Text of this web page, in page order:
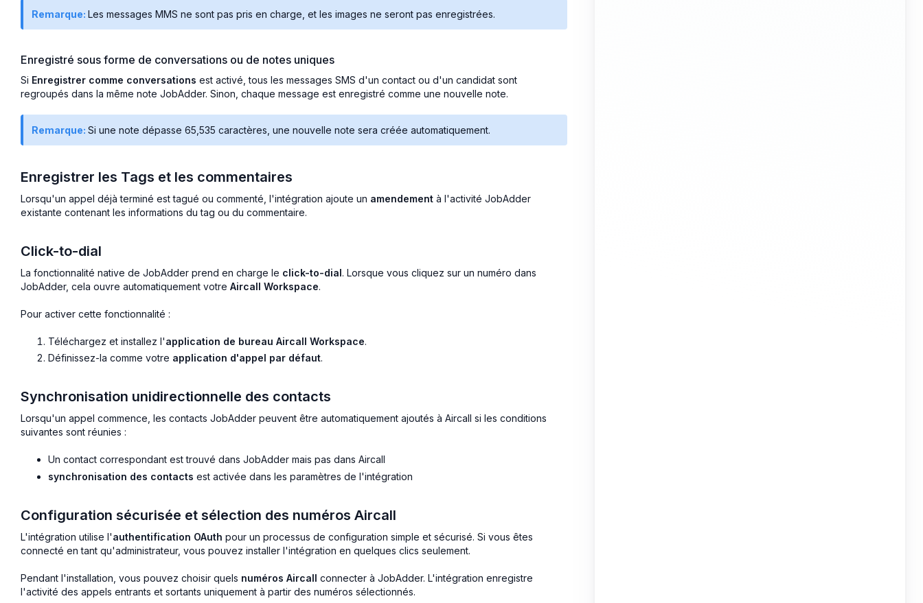
Remarque: Les messages MMS ne sont pas pris en charge, et les images ne seront pas enregistrées.
Enregistré sous forme de conversations ou de notes uniques
Si Enregistrer comme conversations est activé, tous les messages SMS d'un contact ou d'un candidat sont
regroupés dans la même note JobAdder. Sinon, chaque message est enregistré comme une nouvelle note.
Remarque: Si une note dépasse 65,535 caractères, une nouvelle note sera créée automatiquement.
Enregistrer les Tags et les commentaires
Lorsqu'un appel déjà terminé est tagué ou commenté, l'intégration ajoute un amendement à l'activité JobAdder
existante contenant les informations du tag ou du commentaire.
Click-to-dial
La fonctionnalité native de JobAdder prend en charge le click-to-dial. Lorsque vous cliquez sur un numéro dans
JobAdder, cela ouvre automatiquement votre Aircall Workspace.
Pour activer cette fonctionnalité :
Téléchargez et installez l'application de bureau Aircall Workspace.
Définissez-la comme votre application d'appel par défaut.
Synchronisation unidirectionnelle des contacts
Lorsqu'un appel commence, les contacts JobAdder peuvent être automatiquement ajoutés à Aircall si les conditions
suivantes sont réunies :
Un contact correspondant est trouvé dans JobAdder mais pas dans Aircall
synchronisation des contacts est activée dans les paramètres de l'intégration
Configuration sécurisée et sélection des numéros Aircall
L'intégration utilise l'authentification OAuth pour un processus de configuration simple et sécurisé. Si vous êtes
connecté en tant qu'administrateur, vous pouvez installer l'intégration en quelques clics seulement.
Pendant l'installation, vous pouvez choisir quels numéros Aircall connecter à JobAdder. L'intégration enregistre
l'activité des appels entrants et sortants uniquement à partir des numéros sélectionnés.